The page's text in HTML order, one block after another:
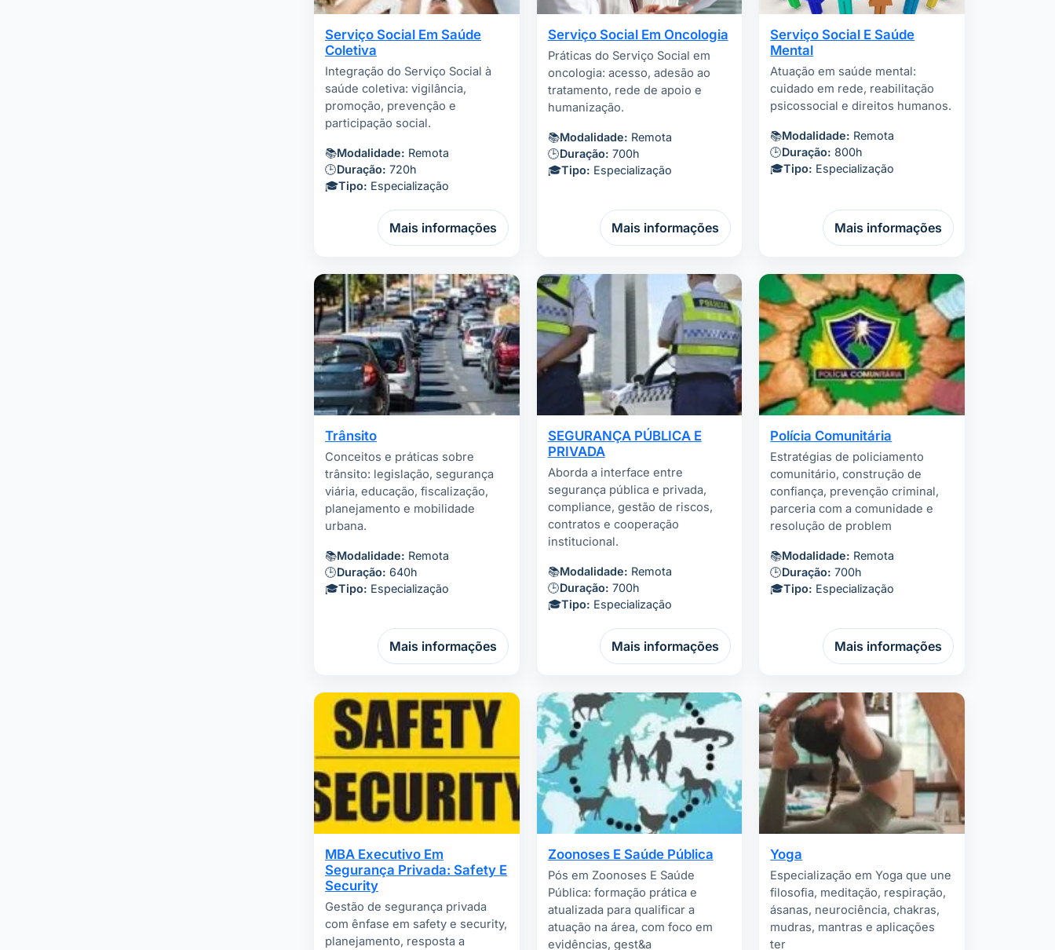
Serviço Social Em Saúde
Coletiva
Integração do Serviço Social à
saúde coletiva: vigilância,
promoção, prevenção e
participação social.
📚Modalidade: Remota
🕒Duração: 720h
🎓Tipo: Especialização
Mais informações
Serviço Social Em Oncologia
Práticas do Serviço Social em
oncologia: acesso, adesão ao
tratamento, rede de apoio e
humanização.
📚Modalidade: Remota
🕒Duração: 700h
🎓Tipo: Especialização
Mais informações
Serviço Social E Saúde
Mental
Atuação em saúde mental:
cuidado em rede, reabilitação
psicossocial e direitos humanos.
📚Modalidade: Remota
🕒Duração: 800h
🎓Tipo: Especialização
Mais informações
Trânsito
Conceitos e práticas sobre
trânsito: legislação, segurança
viária, educação, fiscalização,
planejamento e mobilidade
urbana.
📚Modalidade: Remota
🕒Duração: 640h
🎓Tipo: Especialização
Mais informações
SEGURANÇA PÚBLICA E
PRIVADA
Aborda a interface entre
segurança pública e privada,
compliance, gestão de riscos,
contratos e cooperação
institucional.
📚Modalidade: Remota
🕒Duração: 700h
🎓Tipo: Especialização
Mais informações
Polícia Comunitária
Estratégias de policiamento
comunitário, construção de
confiança, prevenção criminal,
parceria com a comunidade e
resolução de problem
📚Modalidade: Remota
🕒Duração: 700h
🎓Tipo: Especialização
Mais informações
MBA Executivo Em
Segurança Privada: Safety E
Security
Gestão de segurança privada
com ênfase em safety e security,
planejamento, resposta a
Zoonoses E Saúde Pública
Pós em Zoonoses E Saúde
Pública: formação prática e
atualizada para qualificar a
atuação na área, com foco em
evidências, gest&a
Yoga
Especialização em Yoga que une
filosofia, meditação, respiração,
ásanas, neurociência, chakras,
mudras, mantras e aplicações
ter